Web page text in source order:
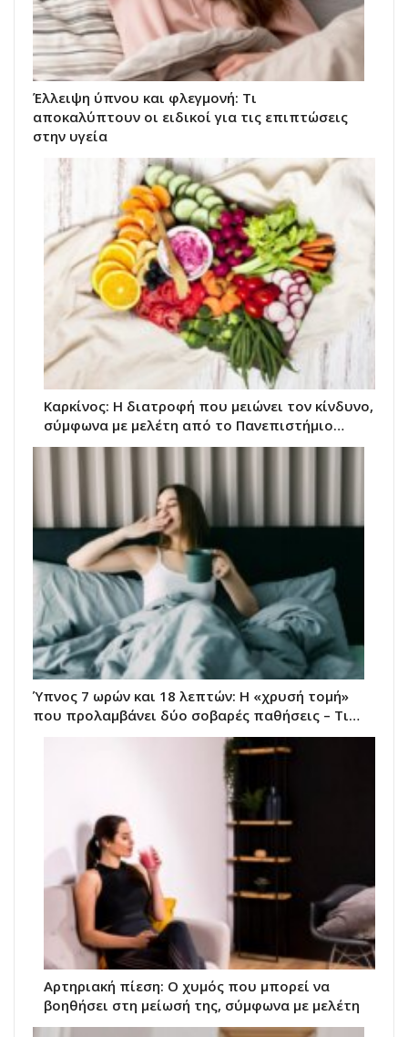
Έλλειψη ύπνου και φλεγμονή: Τι
αποκαλύπτουν οι ειδικοί για τις επιπτώσεις
στην υγεία
Καρκίνος: Η διατροφή που μειώνει τον κίνδυνο,
σύμφωνα με μελέτη από το Πανεπιστήμιο…
Ύπνος 7 ωρών και 18 λεπτών: Η «χρυσή τομή»
που προλαμβάνει δύο σοβαρές παθήσεις – Τι…
Αρτηριακή πίεση: Ο χυμός που μπορεί να
βοηθήσει στη μείωσή της, σύμφωνα με μελέτη